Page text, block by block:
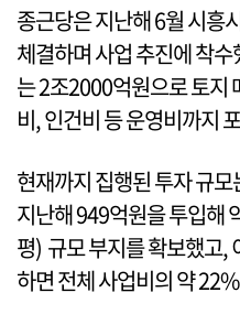
종근당은 지난해 6월 시흥
체결하며 사업 추진에 착
는 2조2000억원으로 토지
비, 인건비 등 운영비까지
현재까지 집행된 투자 규
지난해 949억원을 투입해
평) 규모 부지를 확보했고,
하면 전체 사업비의 약